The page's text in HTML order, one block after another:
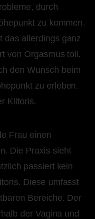
durch
zu kommen.
das allerdings ganz
von Orgasmus toll.
den Wunsch beim
zu erleben,
Klitoris.
Frau einen
Die Praxis sieht
passiert kein
Diese umfasst
Bereiche. Der
der Vagina und